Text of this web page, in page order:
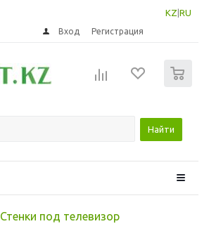
KZ RU
Вход Регистрация
Найти
Стенки под телевизор